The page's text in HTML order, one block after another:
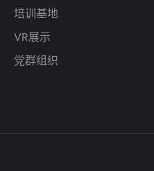
培训基地
VR展示
党群组织